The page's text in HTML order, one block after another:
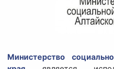
Министерство